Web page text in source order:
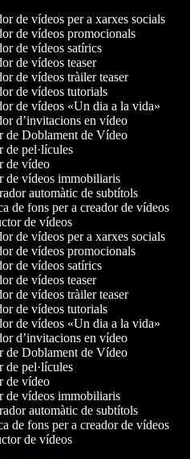
de vídeos per a xarxes socials
de vídeos promocionals
de vídeos satírics
de vídeos teaser
de vídeos tràiler teaser
de vídeos tutorials
de vídeos «Un dia a la vida»
d’invitacions en vídeo
Doblament de Vídeo
pel·lícules
vídeo
vídeos immobiliaris
automàtic de subtítols
de fons per a creador de vídeos
de vídeos
de vídeos per a xarxes socials
de vídeos promocionals
de vídeos satírics
de vídeos teaser
de vídeos tràiler teaser
de vídeos tutorials
de vídeos «Un dia a la vida»
d’invitacions en vídeo
Doblament de Vídeo
pel·lícules
vídeo
vídeos immobiliaris
automàtic de subtítols
de fons per a creador de vídeos
de vídeos